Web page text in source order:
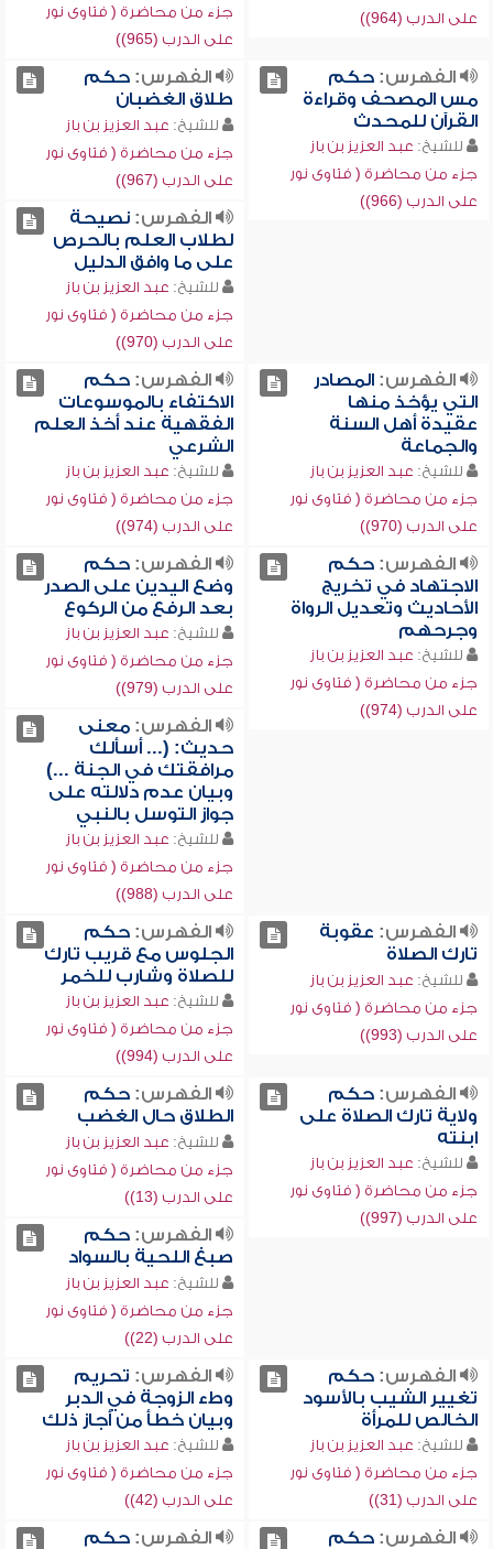
على الدرب (964))
جزء من محاضرة ( فتاوى نور
على الدرب (965))
الفهرس:حكم
مس المصحف وقراءة
القرآن للمحدث
للشيخ: عبد العزيز بن باز
جزء من محاضرة ( فتاوى نور
على الدرب (966))
الفهرس:حكم
طلاق الغضبان
للشيخ: عبد العزيز بن باز
جزء من محاضرة ( فتاوى نور
على الدرب (967))
الفهرس:نصيحة
لطلاب العلم بالحرص
على ما وافق الدليل
للشيخ: عبد العزيز بن باز
جزء من محاضرة ( فتاوى نور
على الدرب (970))
الفهرس:المصادر
التي يؤخذ منها
عقيدة أهل السنة
والجماعة
للشيخ: عبد العزيز بن باز
جزء من محاضرة ( فتاوى نور
على الدرب (970))
الفهرس:حكم
الاكتفاء بالموسوعات
الفقهية عند أخذ العلم
الشرعي
للشيخ: عبد العزيز بن باز
جزء من محاضرة ( فتاوى نور
على الدرب (974))
الفهرس:حكم
الاجتهاد في تخريج
الأحاديث وتعديل الرواة
وجرحهم
للشيخ: عبد العزيز بن باز
جزء من محاضرة ( فتاوى نور
على الدرب (974))
الفهرس:حكم
وضع اليدين على الصدر
بعد الرفع من الركوع
للشيخ: عبد العزيز بن باز
جزء من محاضرة ( فتاوى نور
على الدرب (979))
الفهرس:معنى
حديث: (... أسألك
مرافقتك في الجنة ...)
وبيان عدم دلالته على
جواز التوسل بالنبي
للشيخ: عبد العزيز بن باز
جزء من محاضرة ( فتاوى نور
على الدرب (988))
الفهرس: عقوبة
تارك الصلاة
للشيخ: عبد العزيز بن باز
جزء من محاضرة ( فتاوى نور
على الدرب (993))
الفهرس:حكم
الجلوس مع قريب تارك
للصلاة وشارب للخمر
للشيخ: عبد العزيز بن باز
جزء من محاضرة ( فتاوى نور
على الدرب (994))
الفهرس:حكم
ولاية تارك الصلاة على
ابنته
للشيخ: عبد العزيز بن باز
جزء من محاضرة ( فتاوى نور
على الدرب (997))
الفهرس:حكم
الطلاق حال الغضب
للشيخ: عبد العزيز بن باز
جزء من محاضرة ( فتاوى نور
على الدرب (13))
الفهرس:حكم
صبغ اللحية بالسواد
للشيخ: عبد العزيز بن باز
جزء من محاضرة ( فتاوى نور
على الدرب (22))
الفهرس:حكم
تغيير الشيب بالأسود
الخالص للمرأة
للشيخ: عبد العزيز بن باز
جزء من محاضرة ( فتاوى نور
على الدرب (31))
الفهرس: تحريم
وطء الزوجة في الدبر
وبيان خطأ من أجاز ذلك
للشيخ: عبد العزيز بن باز
جزء من محاضرة ( فتاوى نور
على الدرب (42))
الفهرس:حكم
الفهرس:حكم